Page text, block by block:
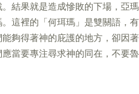
結果就是造成慘敗的下場，亞
這裡的「何珥瑪」是雙關語，
夠得著神的庇護的地方，卻因
當要專注尋求神的同在，不要